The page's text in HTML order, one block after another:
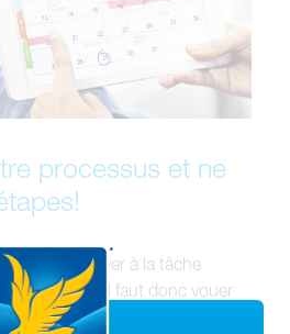
processus et ne
S’activer à la tâche
discipline. Il faut donc vouer
pour cette tâche ambitieuse.